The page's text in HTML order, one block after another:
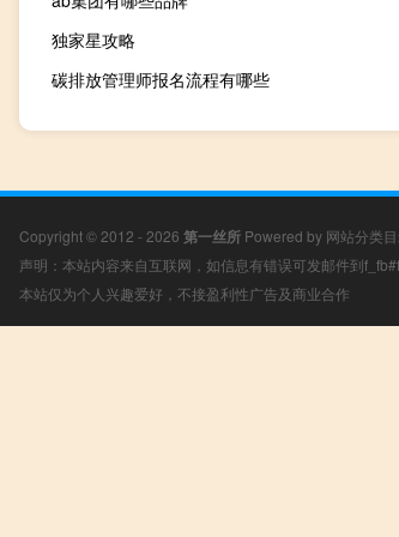
独家星攻略
碳排放管理师报名流程有哪些
Copyright © 2012 - 2026 第一丝所 Powered by 网站分类
声明：本站内容来自互联网，如信息有错误可发邮件到
本站仅为个人兴趣爱好，不接盈利性广告及商业合作